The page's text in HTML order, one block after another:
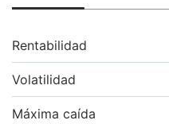
Rentabilidad
Volatilidad
Máxima caída